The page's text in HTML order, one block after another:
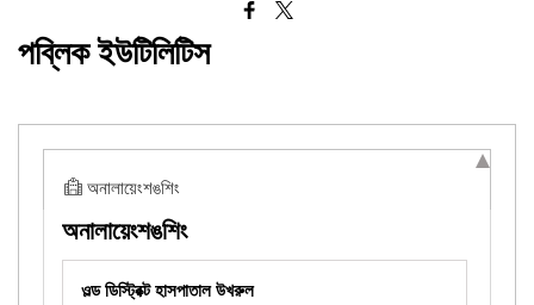
পব্লিক ইউটিলিটিস
অনালায়েংশঙশিং
অনালায়েংশঙশিং
ওল্ড ডিস্ট্রিক্ট হাসপাতাল উখরুল